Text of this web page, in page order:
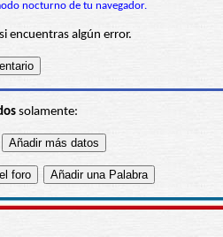
nocturno de tu navegador.
encuentras algún error.
solamente: